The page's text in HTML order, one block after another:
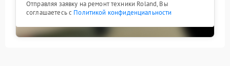
Отправляя заявку на ремонт техники Roland, Вы
соглашаетесь с Политикой конфиденциальности